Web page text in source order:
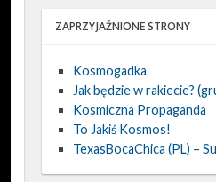
ZAPRZYJAŹNIONE STRONY
Kosmogadka
Jak będzie w rakiecie?
Kosmiczna Propaganda
To Jakiś Kosmos!
TexasBocaChica (PL) –